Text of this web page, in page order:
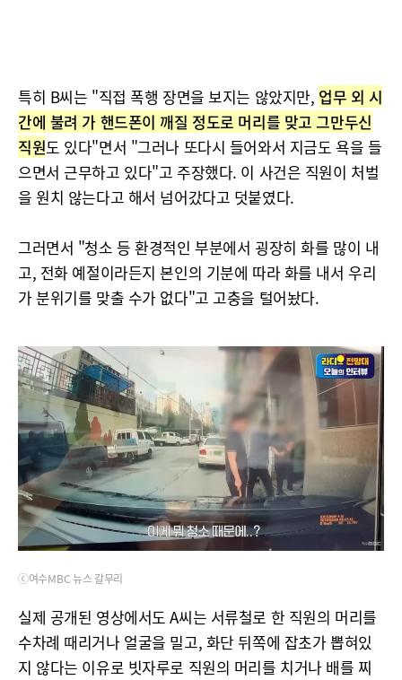
특히 B씨는 "직접 폭행 장면을 보지는 않았지만, 업무 외 시
간에 불려 가 핸드폰이 깨질 정도로 머리를 맞고 그만두신
직원도 있다"면서 "그러나 또다시 들어와서 지금도 욕을 들
으면서 근무하고 있다"고 주장했다. 이 사건은 직원이 처벌
을 원치 않는다고 해서 넘어갔다고 덧붙였다.
그러면서 "청소 등 환경적인 부분에서 굉장히 화를 많이 내
고, 전화 예절이라든지 본인의 기분에 따라 화를 내서 우리
가 분위기를 맞출 수가 없다"고 고충을 털어놨다.
ⓒ여수MBC 뉴스 갈무리
실제 공개된 영상에서도 A씨는 서류철로 한 직원의 머리를
수차례 때리거나 얼굴을 밀고, 화단 뒤쪽에 잡초가 뽑혀있
지 않다는 이유로 빗자루로 직원의 머리를 치거나 배를 찌